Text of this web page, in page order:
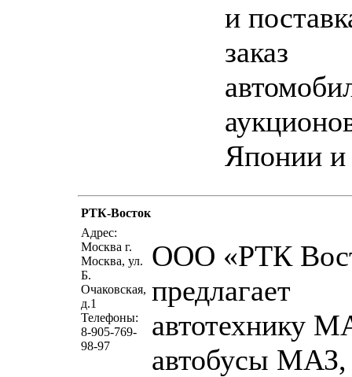
и
заказ
Японии
РТК-Восток
Адрес:
Москва г.
Москва, ул.
Б.
Очаковская,
д.1
Телефоны:
8-905-769-
98-97
ООО «РТК
предлагает
автотехнику
автобусы МАЗ,